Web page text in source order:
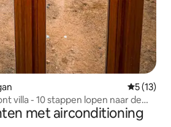
5 (13)
villa - 10 stappen lopen naar de
met airconditioning